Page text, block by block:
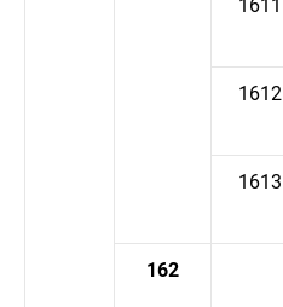
1611
1612
1613
162